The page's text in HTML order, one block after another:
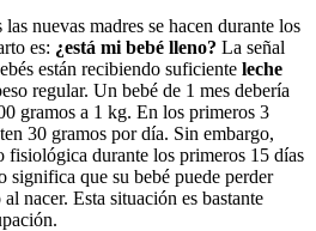
nuevas madres se hacen durante los
es: ¿está mi bebé lleno? La señal
están recibiendo suficiente leche
regular. Un bebé de 1 mes debería
gramos a 1 kg. En los primeros 3
30 gramos por día. Sin embargo,
fisiológica durante los primeros 15 días
significa que su bebé puede perder
nacer. Esta situación es bastante